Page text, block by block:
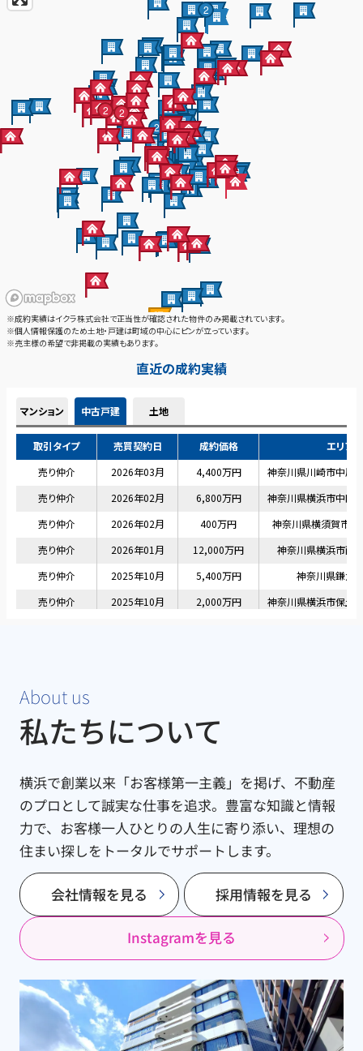
About us
私たちについて
横浜で創業以来「お客様第一主義」を掲げ、不動産
のプロとして誠実な仕事を追求。豊富な知識と情報
力で、お客様一人ひとりの人生に寄り添い、理想の
住まい探しをトータルでサポートします。
会社情報を見る 採用情報を見る
Instagramを見る